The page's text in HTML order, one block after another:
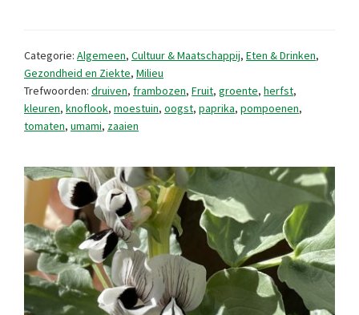
oogst
je
goed
gaat).
Categorie: Algemeen, Cultuur & Maatschappij, Eten & Drinken,
Gezondheid en Ziekte, Milieu
Trefwoorden: druiven, frambozen, Fruit, groente, herfst,
kleuren, knoflook, moestuin, oogst, paprika, pompoenen,
tomaten, umami, zaaien